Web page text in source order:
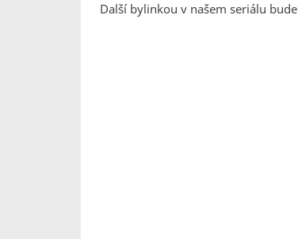
Další bylinkou v našem seriálu bude